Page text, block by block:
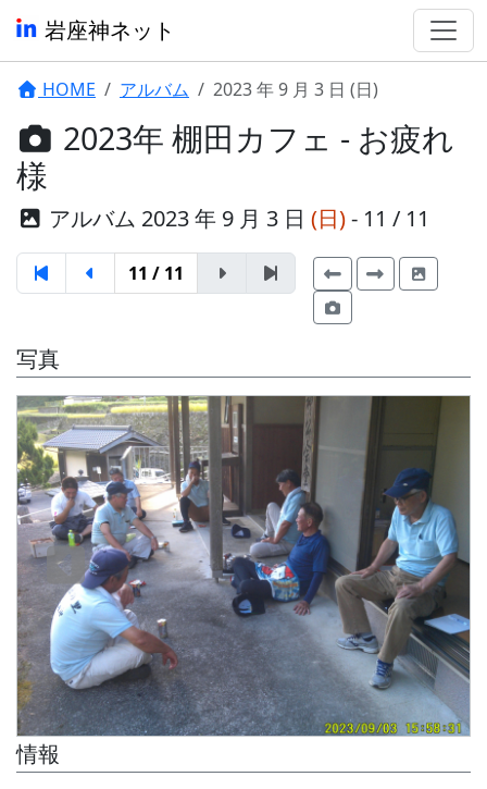
岩座神ネット
HOME アルバム 2023 年 9 月 3 日 (日)
2023年 棚田カフェ - お疲れ
様
アルバム 2023 年 9 月 3 日 (日)- 11 / 11
11 / 11
写真
情報